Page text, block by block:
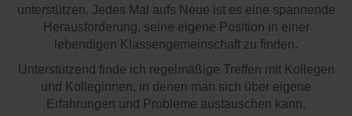
unterstützen. Jedes Mal aufs Neue ist es eine spannende
Herausforderung, seine eigene Position in einer
lebendigen Klassengemeinschaft zu finden.
Unterstützend finde ich regelmäßige Treffen mit Kollegen
und Kolleginnen, in denen man sich über eigene
Erfahrungen und Probleme austauschen kann.